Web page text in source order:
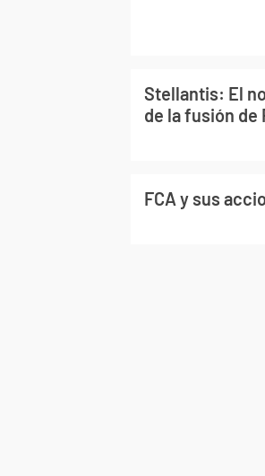
Stellantis: El
de la fusión de
FCA y sus